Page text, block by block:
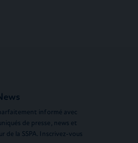
informé avec
de presse, news et
de la SSPA. Inscrivez-vous